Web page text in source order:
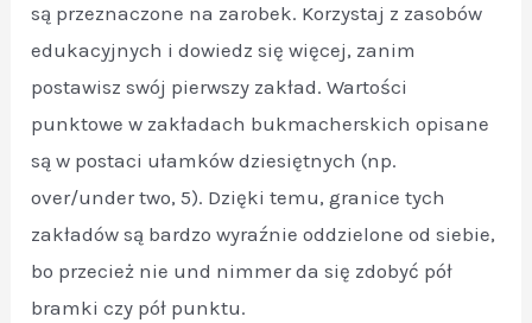
są przeznaczone na zarobek. Korzystaj z zasobów
edukacyjnych i dowiedz się więcej, zanim
postawisz swój pierwszy zakład. Wartości
punktowe w zakładach bukmacherskich opisane
są w postaci ułamków dziesiętnych (np.
over/under two, 5). Dzięki temu, granice tych
zakładów są bardzo wyraźnie oddzielone od siebie,
bo przecież nie und nimmer da się zdobyć pół
bramki czy pół punktu.